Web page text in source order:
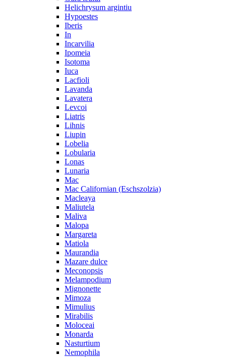
Helichrysum argintiu
Hypoestes
Iberis
In
Incarvilia
Ipomeia
Isotoma
Iuca
Lacfioli
Lavanda
Lavatera
Levcoi
Liatris
Lihnis
Liupin
Lobelia
Lobularia
Lonas
Lunaria
Mac
Mac Californian (Eschszolzia)
Macleaya
Maliutela
Maliva
Malopa
Margareta
Matiola
Maurandia
Mazare dulce
Meconopsis
Melampodium
Mignonette
Mimoza
Mimulius
Mirabilis
Moloceai
Monarda
Nasturtium
Nemophila